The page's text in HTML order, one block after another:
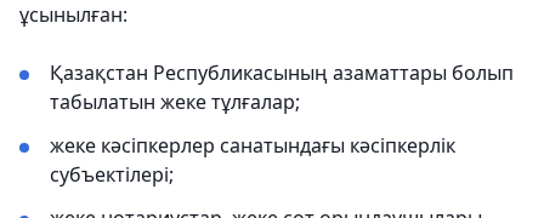
ұсынылған:
Қазақстан Республикасының азаматтары болып
табылатын жеке тұлғалар;
жеке кәсіпкерлер санатындағы кәсіпкерлік
субъектілері;